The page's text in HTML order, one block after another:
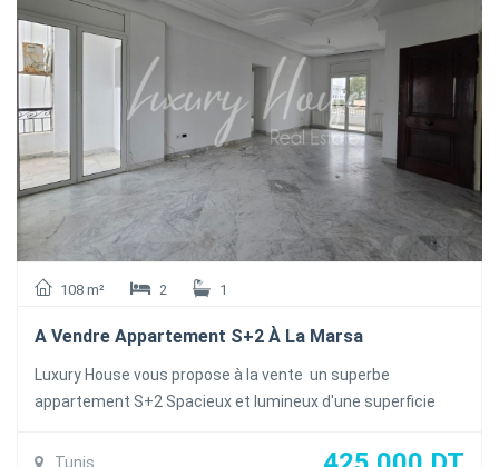
micro-onde , réfrigérateur ,lave vaisselle ) avec séchoir , un
séjour .
A L'étage : une suite parental avec balcon vue dégagée et
deux chambres à coucher avec balcon partageant une salle
de bain commune
Au sous_sol Un garage est un cellier
Le duplex est équipée de la climatisation en Split et du
chauffage central.et titre individuelle
108 m² 2 1
A Vendre Appartement S+2 À La Marsa
Luxury House vous propose à la vente un superbe
appartement S+2 Spacieux et lumineux d'une superficie
petite résidence calme et sécurisés à la Marsa
Tunis